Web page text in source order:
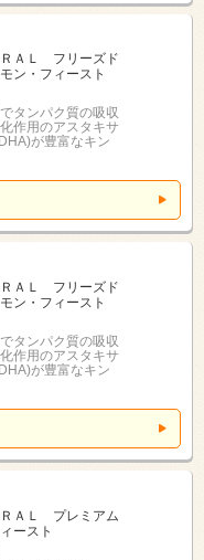
ＡＬ フリーズド
ン・フィースト
タンパク質の吸収
作用のアスタキサ
が豊富なキン
ＡＬ フリーズド
ン・フィースト
タンパク質の吸収
作用のアスタキサ
が豊富なキン
ＡＬ プレミアム
ースト